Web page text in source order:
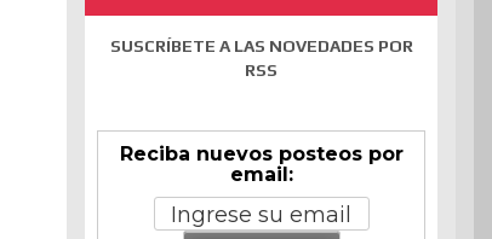
SUSCRÍBETE A LAS NOVEDADES POR
RSS
Reciba nuevos posteos por
email: